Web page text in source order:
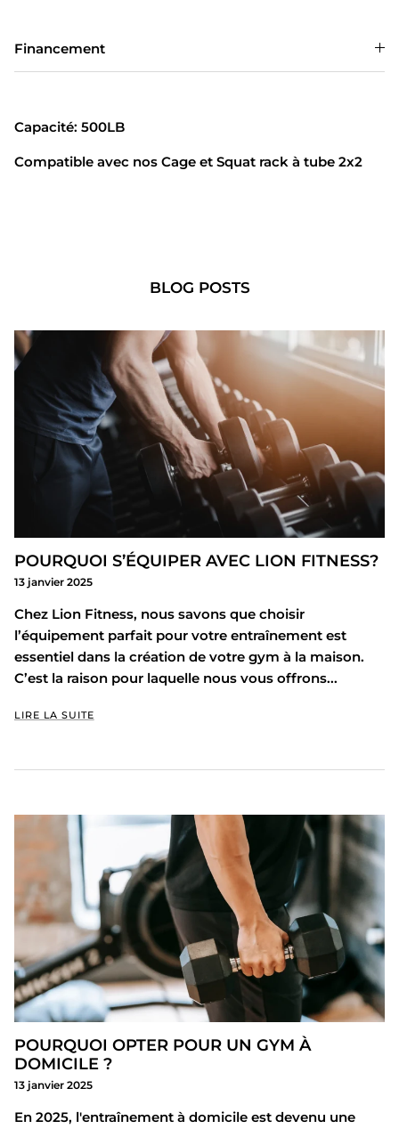
Financement
Capacité: 500LB
Compatible avec nos Cage et Squat rack à tube 2x2
BLOG POSTS
POURQUOI S’ÉQUIPER AVEC LION FITNESS?
13 janvier 2025
Chez Lion Fitness, nous savons que choisir
l’équipement parfait pour votre entraînement est
essentiel dans la création de votre gym à la maison.
C’est la raison pour laquelle nous vous offrons...
LIRE LA SUITE
POURQUOI OPTER POUR UN GYM À
DOMICILE ?
13 janvier 2025
En 2025, l'entraînement à domicile est devenu une